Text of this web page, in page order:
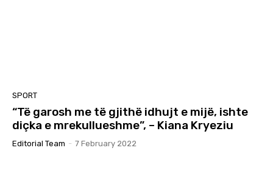
SPORT
“Të garosh me të gjithë idhujt e mijë, ishte
diçka e mrekullueshme”, – Kiana Kryeziu
Editorial Team - 7 February 2022